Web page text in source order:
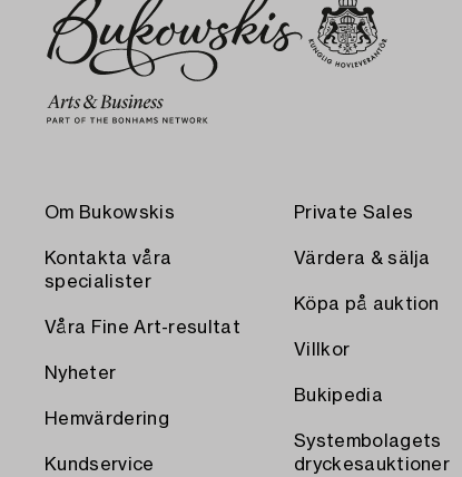
Om Bukowskis
Kontakta våra
specialister
Våra Fine Art-resultat
Nyheter
Hemvärdering
Kundservice
Private Sales
Värdera & sälja
Köpa på auktion
Villkor
Bukipedia
Systembolagets
dryckesauktioner